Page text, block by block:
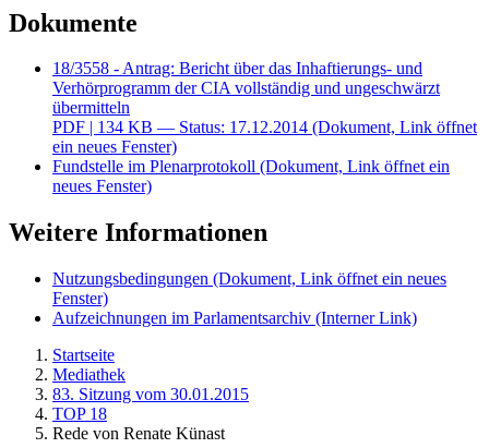
Dokumente
18/3558 - Antrag: Bericht über das Inhaftierungs- und
Verhörprogramm der CIA vollständig und ungeschwärzt
übermitteln
PDF | 134 KB — Status: 17.12.2014 (Dokument, Link öffnet
ein neues Fenster)
Fundstelle im Plenarprotokoll (Dokument, Link öffnet ein
neues Fenster)
Weitere Informationen
Nutzungsbedingungen (Dokument, Link öffnet ein neues
Fenster)
Aufzeichnungen im Parlamentsarchiv (Interner Link)
Startseite
Mediathek
83. Sitzung vom 30.01.2015
TOP 18
Rede von Renate Künast